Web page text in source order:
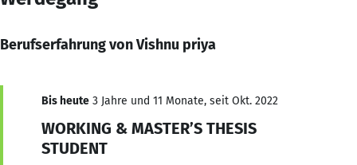
Berufserfahrung von Vishnu priya
Bis heute 3 Jahre und 11 Monate, seit Okt. 2022
WORKING & MASTER’S THESIS
STUDENT